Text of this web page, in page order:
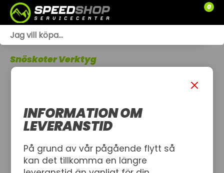
0
SLÄPVAGNAR
Snöskoter Verktyg
INFORMATION OM
LEVERANSTID
På grund av vår pågående flytt så
kan det tillkomma en längre